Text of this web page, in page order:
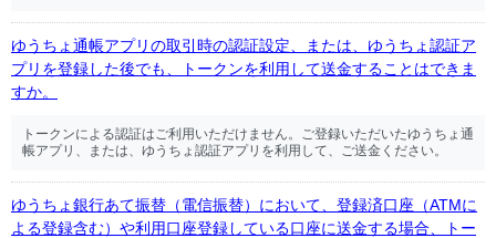
ゆうちょ通帳アプリの取引時の認証設定、または、ゆうちょ認証ア
プリを登録した後でも、トークンを利用して送金することはできま
すか。
トークンによる認証はご利用いただけません。ご登録いただいたゆうちょ通
帳アプリ、または、ゆうちょ認証アプリを利用して、ご送金ください。
ゆうちょ銀行あて振替（電信振替）において、登録済口座（ATMに
よる登録含む）や利用口座登録している口座に送金する場合、トー